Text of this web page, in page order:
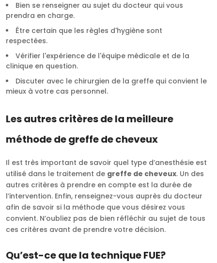
Bien se renseigner au sujet du docteur qui vous
prendra en charge.
Être certain que les règles d'hygiène sont
respectées.
Vérifier l'expérience de l'équipe médicale et de la
clinique en question.
Discuter avec le chirurgien de la greffe qui convient le
mieux à votre cas personnel.
Les autres critères de la meilleure
méthode de greffe de cheveux
Il est très important de savoir quel type d’anesthésie est
utilisé dans le traitement de greffe de cheveux. Un des
autres critères à prendre en compte est la durée de
l’intervention. Enfin, renseignez-vous auprès du docteur
afin de savoir si la méthode que vous désirez vous
convient. N’oubliez pas de bien réfléchir au sujet de tous
ces critères avant de prendre votre décision.
Qu’est-ce que la technique FUE?